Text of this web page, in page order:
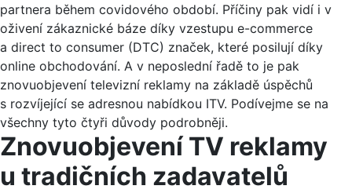
partnera během covidového období. Příčiny pak vidí i v
oživení zákaznické báze díky vzestupu e-commerce
a direct to consumer (DTC) značek, které posilují díky
online obchodování. A v neposlední řadě to je pak
znovuobjevení televizní reklamy na základě úspěchů
s rozvíjející se adresnou nabídkou ITV. Podívejme se na
všechny tyto čtyři důvody podrobněji.
Znovuobjevení TV reklamy
u tradičních zadavatelů